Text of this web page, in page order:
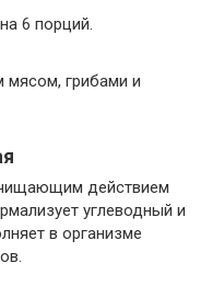
6 порций.
мясом, грибами и
действием
углеводный и
в организме